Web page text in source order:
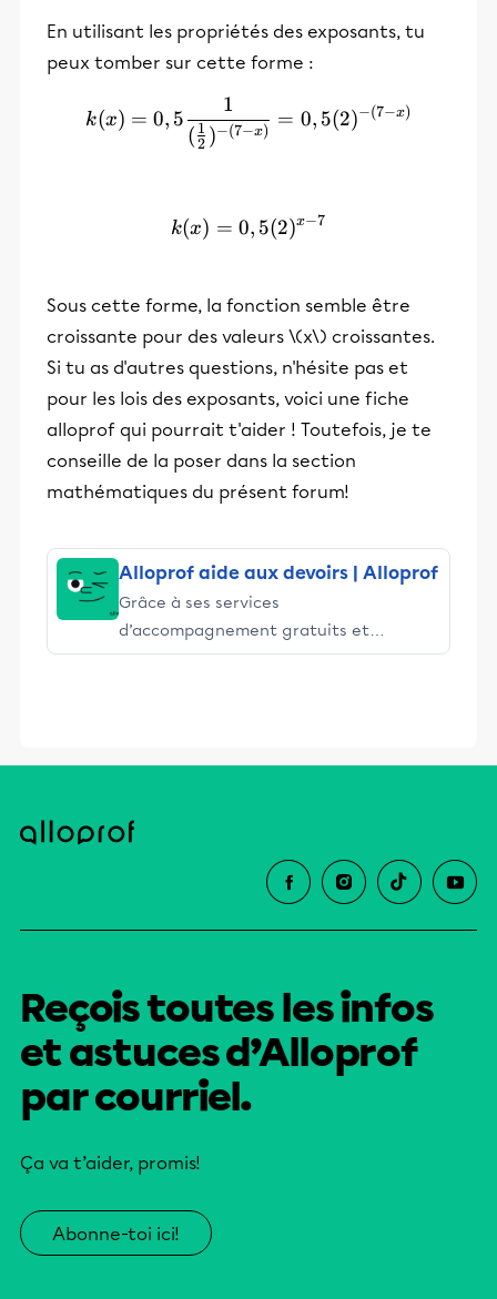
En utilisant les propriétés des exposants, tu
peux tomber sur cette forme :
k(x) = 0, 5
( 2
1 )−(7−x)
1
= 0, 5(2)−(7−x)
k(x)=0,5(2)^{x-7}
k(x) = 0, 5(2)x−7
Sous cette forme, la fonction semble être
croissante pour des valeurs \(x\) croissantes.
Si tu as d'autres questions, n'hésite pas et
pour les lois des exposants, voici une fiche
alloprof qui pourrait t'aider ! Toutefois, je te
conseille de la poser dans la section
mathématiques du présent forum!
Alloprof aide aux devoirs | Alloprof
Grâce à ses services
d’accompagnement gratuits et
stimulants, Alloprof engage les élèves
Reçois toutes les infos
et astuces d’Alloprof
par courriel.
Ça va t’aider, promis!
Abonne-toi ici!